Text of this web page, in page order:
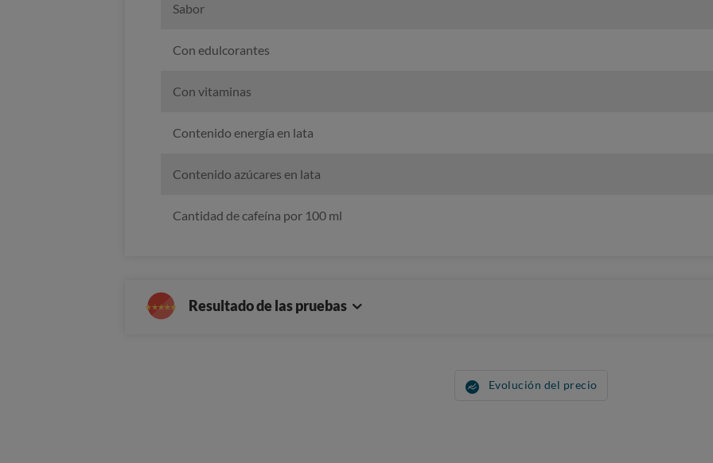
Sabor
Con edulcorantes
Con vitaminas
Contenido energía en lata
Contenido azúcares en lata
Cantidad de cafeína por 100 ml
Resultado de las pruebas
Evolución del precio